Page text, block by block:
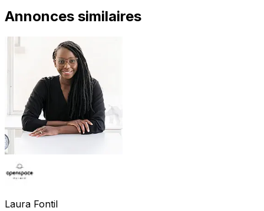
Annonces similaires
Laura Fontil